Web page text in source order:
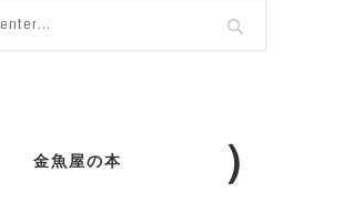
金魚屋の本